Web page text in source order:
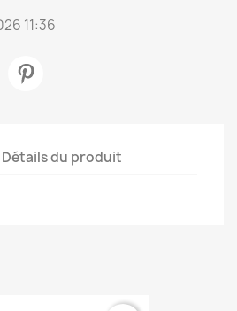
11:36
Détails du produit